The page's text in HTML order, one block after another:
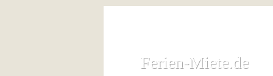
Ferien-Miete.de
Ferien-Miete.de